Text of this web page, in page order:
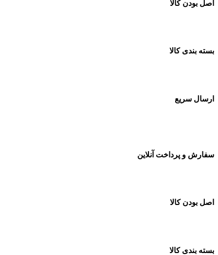
اصل بودن کالا
بسته بندی کالا
ارسال سریع
سفارش و پرداخت آنلاین
اصل بودن کالا
بسته بندی کالا